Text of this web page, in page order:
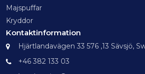
Majspuffar
Kryddor
Kontaktinformation
Hjärtlandavägen 33 576 ,13 Sävsjö,
+46 382 133 03